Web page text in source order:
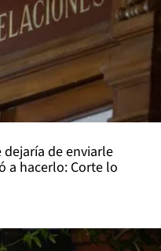
de enviarle
a hacerlo: Corte lo